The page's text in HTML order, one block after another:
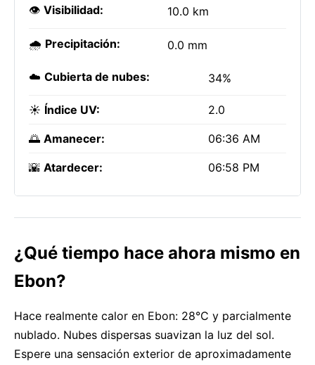
👁️ Visibilidad: 10.0 km
🌧️ Precipitación: 0.0 mm
☁️ Cubierta de nubes: 34%
☀️ Índice UV: 2.0
🌅 Amanecer: 06:36 AM
🌇 Atardecer: 06:58 PM
¿Qué tiempo hace ahora mismo en
Ebon?
Hace realmente calor en Ebon: 28°C y parcialmente
nublado. Nubes dispersas suavizan la luz del sol.
Espere una sensación exterior de aproximadamente